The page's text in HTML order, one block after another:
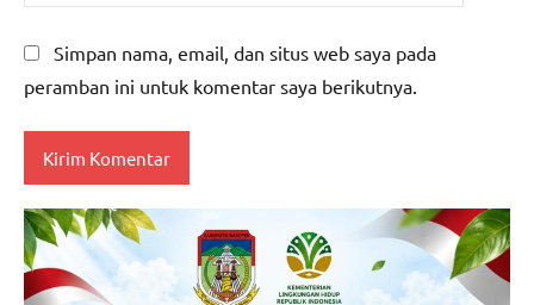
Simpan nama, email, dan situs web saya pada
peramban ini untuk komentar saya berikutnya.